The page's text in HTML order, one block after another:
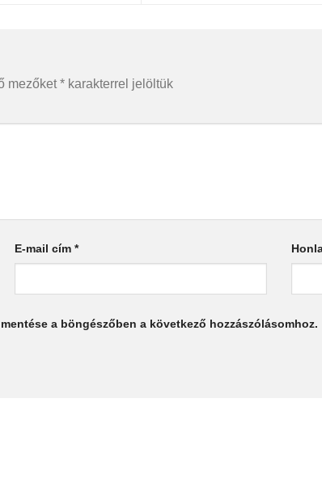
mezőket*karakterrel jelöltük
E-mail cím*
a böngészőben a következő hozzászólásomhoz.